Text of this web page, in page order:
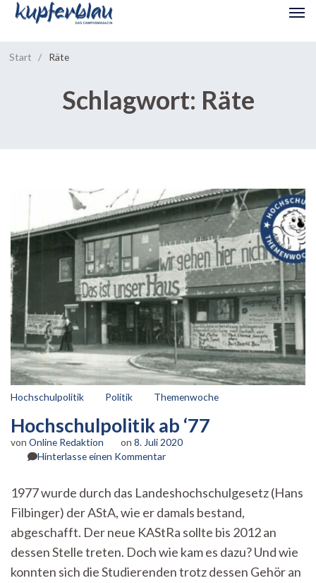
Start / Räte
Schlagwort: Räte
Hochschulpolitik Politik Themenwoche
Hochschulpolitik ab ‘77
von Online Redaktion on 8. Juli 2020
Hinterlasse einen Kommentarzu
‘77
1977 wurde durch das Landeshochschulgesetz (Hans
Filbinger) der AStA, wie er damals bestand,
abgeschafft. Der neue KAStRa sollte bis 2012 an
dessen Stelle treten. Doch wie kam es dazu? Und wie
konnten sich die Studierenden trotz dessen Gehör an